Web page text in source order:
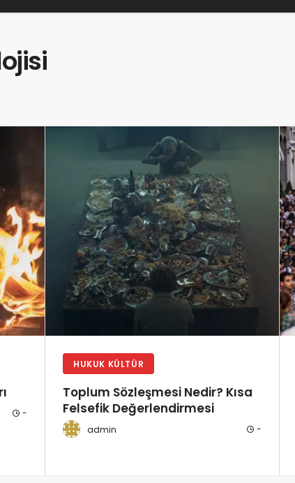
-
HUKUK KÜLTÜR
Toplum Sözleşmesi Nedir? Kısa
Felsefik Değerlendirmesi
admin -